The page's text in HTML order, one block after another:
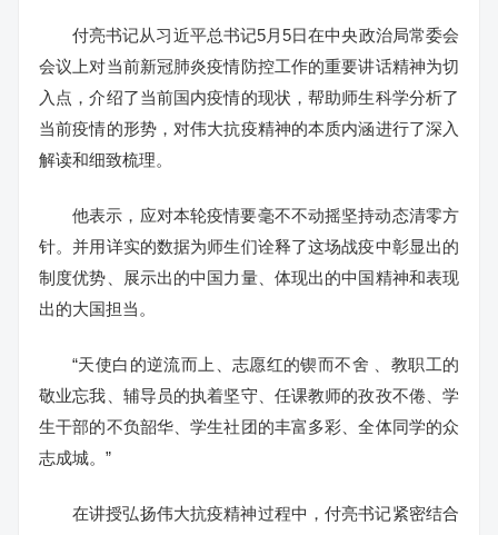
付亮书记从习近平总书记5月5日在中央政治局常委会
会议上对当前新冠肺炎疫情防控工作的重要讲话精神为切
入点，介绍了当前国内疫情的现状，帮助师生科学分析了
当前疫情的形势，对伟大抗疫精神的本质内涵进行了深入
解读和细致梳理。
他表示，应对本轮疫情要毫不不动摇坚持动态清零方
针。并用详实的数据为师生们诠释了这场战疫中彰显出的
制度优势、展示出的中国力量、体现出的中国精神和表现
出的大国担当。
“天使白的逆流而上、志愿红的锲而不舍 、教职工的
敬业忘我、辅导员的执着坚守、任课教师的孜孜不倦、学
生干部的不负韶华、学生社团的丰富多彩、全体同学的众
志成城。”
在讲授弘扬伟大抗疫精神过程中，付亮书记紧密结合